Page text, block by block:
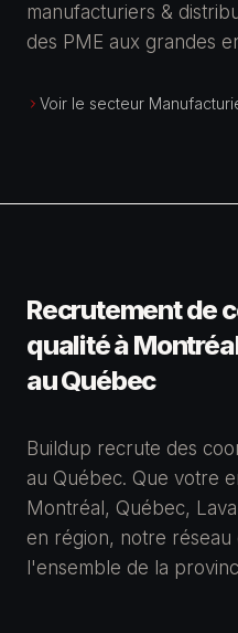
manufacturiers &
des PME aux grandes
Voir le secteur
Recrutement de
qualité à
au Québec
Buildup recrute des
au Québec. Que votre
Montréal, Québec,
en région, notre réseau
l'ensemble de la